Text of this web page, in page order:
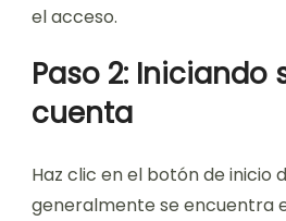
el acceso.
Paso 2: Iniciando
cuenta
Haz clic en el botón de inicio
generalmente se encuentra